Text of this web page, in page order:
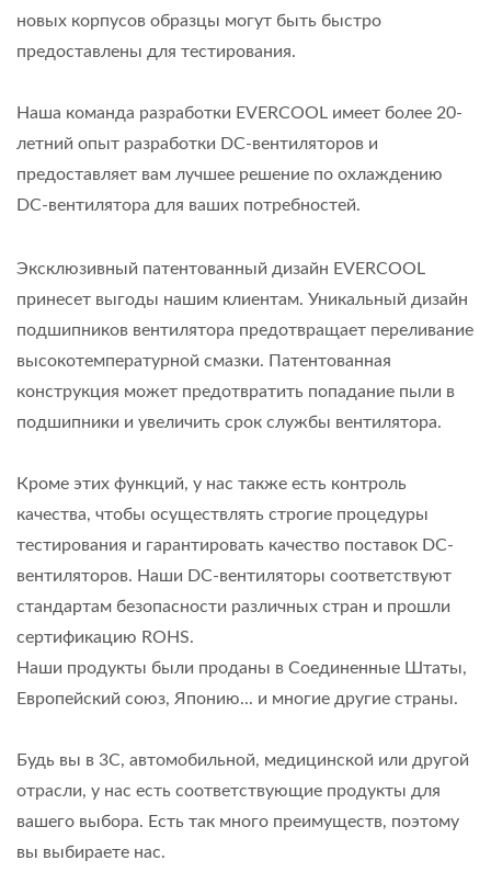
новых корпусов образцы могут быть быстро
предоставлены для тестирования.
Наша команда разработки EVERCOOL имеет более 20-
летний опыт разработки DC-вентиляторов и
предоставляет вам лучшее решение по охлаждению
DC-вентилятора для ваших потребностей.
Эксклюзивный патентованный дизайн EVERCOOL
принесет выгоды нашим клиентам. Уникальный дизайн
подшипников вентилятора предотвращает переливание
высокотемпературной смазки. Патентованная
конструкция может предотвратить попадание пыли в
подшипники и увеличить срок службы вентилятора.
Кроме этих функций, у нас также есть контроль
качества, чтобы осуществлять строгие процедуры
тестирования и гарантировать качество поставок DC-
вентиляторов. Наши DC-вентиляторы соответствуют
стандартам безопасности различных стран и прошли
сертификацию ROHS.
Наши продукты были проданы в Соединенные Штаты,
Европейский союз, Японию... и многие другие страны.
Будь вы в 3C, автомобильной, медицинской или другой
отрасли, у нас есть соответствующие продукты для
вашего выбора. Есть так много преимуществ, поэтому
вы выбираете нас.